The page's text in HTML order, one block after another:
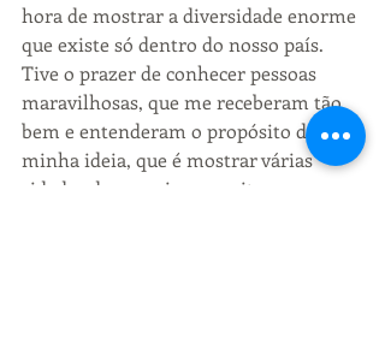
hora de mostrar a diversidade enorme
que existe só dentro do nosso país.
Tive o prazer de conhecer pessoas
maravilhosas, que me receberam tão
bem e entenderam o propósito da
minha ideia, que é mostrar várias
cidades de maneira respeitosa e